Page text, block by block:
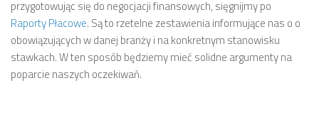
przygotowując się do negocjacji finansowych, sięgnijmy po
Raporty Płacowe. Są to rzetelne zestawienia informujące nas o o
obowiązujących w danej branży i na konkretnym stanowisku
stawkach. W ten sposób będziemy mieć solidne argumenty na
poparcie naszych oczekiwań.